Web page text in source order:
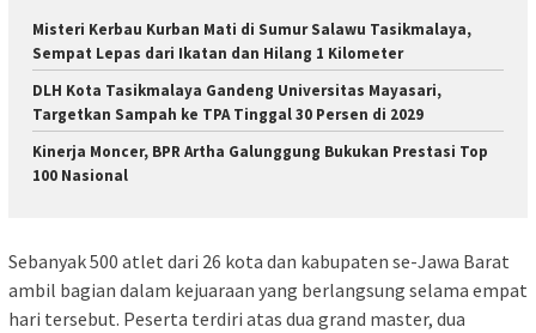
Misteri Kerbau Kurban Mati di Sumur Salawu Tasikmalaya,
Sempat Lepas dari Ikatan dan Hilang 1 Kilometer
DLH Kota Tasikmalaya Gandeng Universitas Mayasari,
Targetkan Sampah ke TPA Tinggal 30 Persen di 2029
Kinerja Moncer, BPR Artha Galunggung Bukukan Prestasi Top
100 Nasional
Sebanyak 500 atlet dari 26 kota dan kabupaten se-Jawa Barat
ambil bagian dalam kejuaraan yang berlangsung selama empat
hari tersebut. Peserta terdiri atas dua grand master, dua